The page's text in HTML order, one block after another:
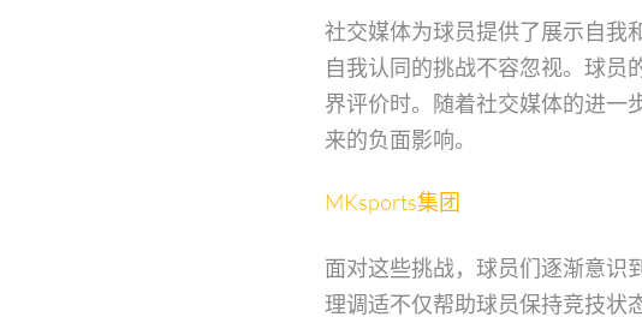
社交媒体为球员提供了展示自我
自我认同的挑战不容忽视。球员
界评价时。随着社交媒体的进一
来的负面影响。
MKsports集团
面对这些挑战，球员们逐渐意识
理调适不仅帮助球员保持竞技状